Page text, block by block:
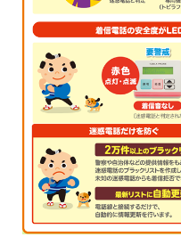
Cable-plus Phone
Service
ACCS Cable
つくばもん（地域情報